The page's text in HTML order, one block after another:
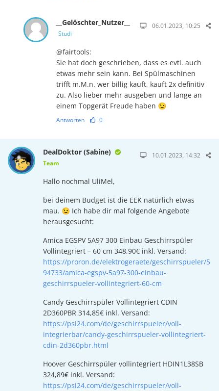
__Gelöschter_Nutzer__
Studi
06.01.2023, 10:25
@fairtools:
Sie hat doch geschrieben, dass es evtl. auch
etwas mehr sein kann. Bei Spülmaschinen
trifft m.M.n. wer billig kauft, kauft 2x definitiv
zu. Also lieber mehr ausgeben und lange an
einem Topgerät Freude haben 😉
Antworten 0
DealDoktor (Sabine)
Team
10.01.2023, 14:32
Hallo nochmal UliMel,
bei deinem Budget ist die EEK natürlich etwas
mau. 😉 Ich habe dir mal folgende Angebote
herausgesucht:
Amica EGSPV 5A97 300 Einbau Geschirrspüler
Vollintegriert – 60 cm 348,90€ inkl. Versand:
https://proron.de/elektrogeraete/geschirrspueler/5
94733/amica-egspv-5a97-300-einbau-
geschirrspueler-vollintegriert-60-cm
Candy Geschirrspüler Vollintegriert CDIN
2D360PBR 314,85€ inkl. Versand:
https://psi24.com/de/geschirrspueler/voll-
integrierbar/candy-geschirrspueler-vollintegriert-
cdin-2d360pbr.html
Hoover Geschirrspüler vollintegriert HDIN1L38SB
324,89€ inkl. Versand:
https://psi24.com/de/geschirrspueler/voll-